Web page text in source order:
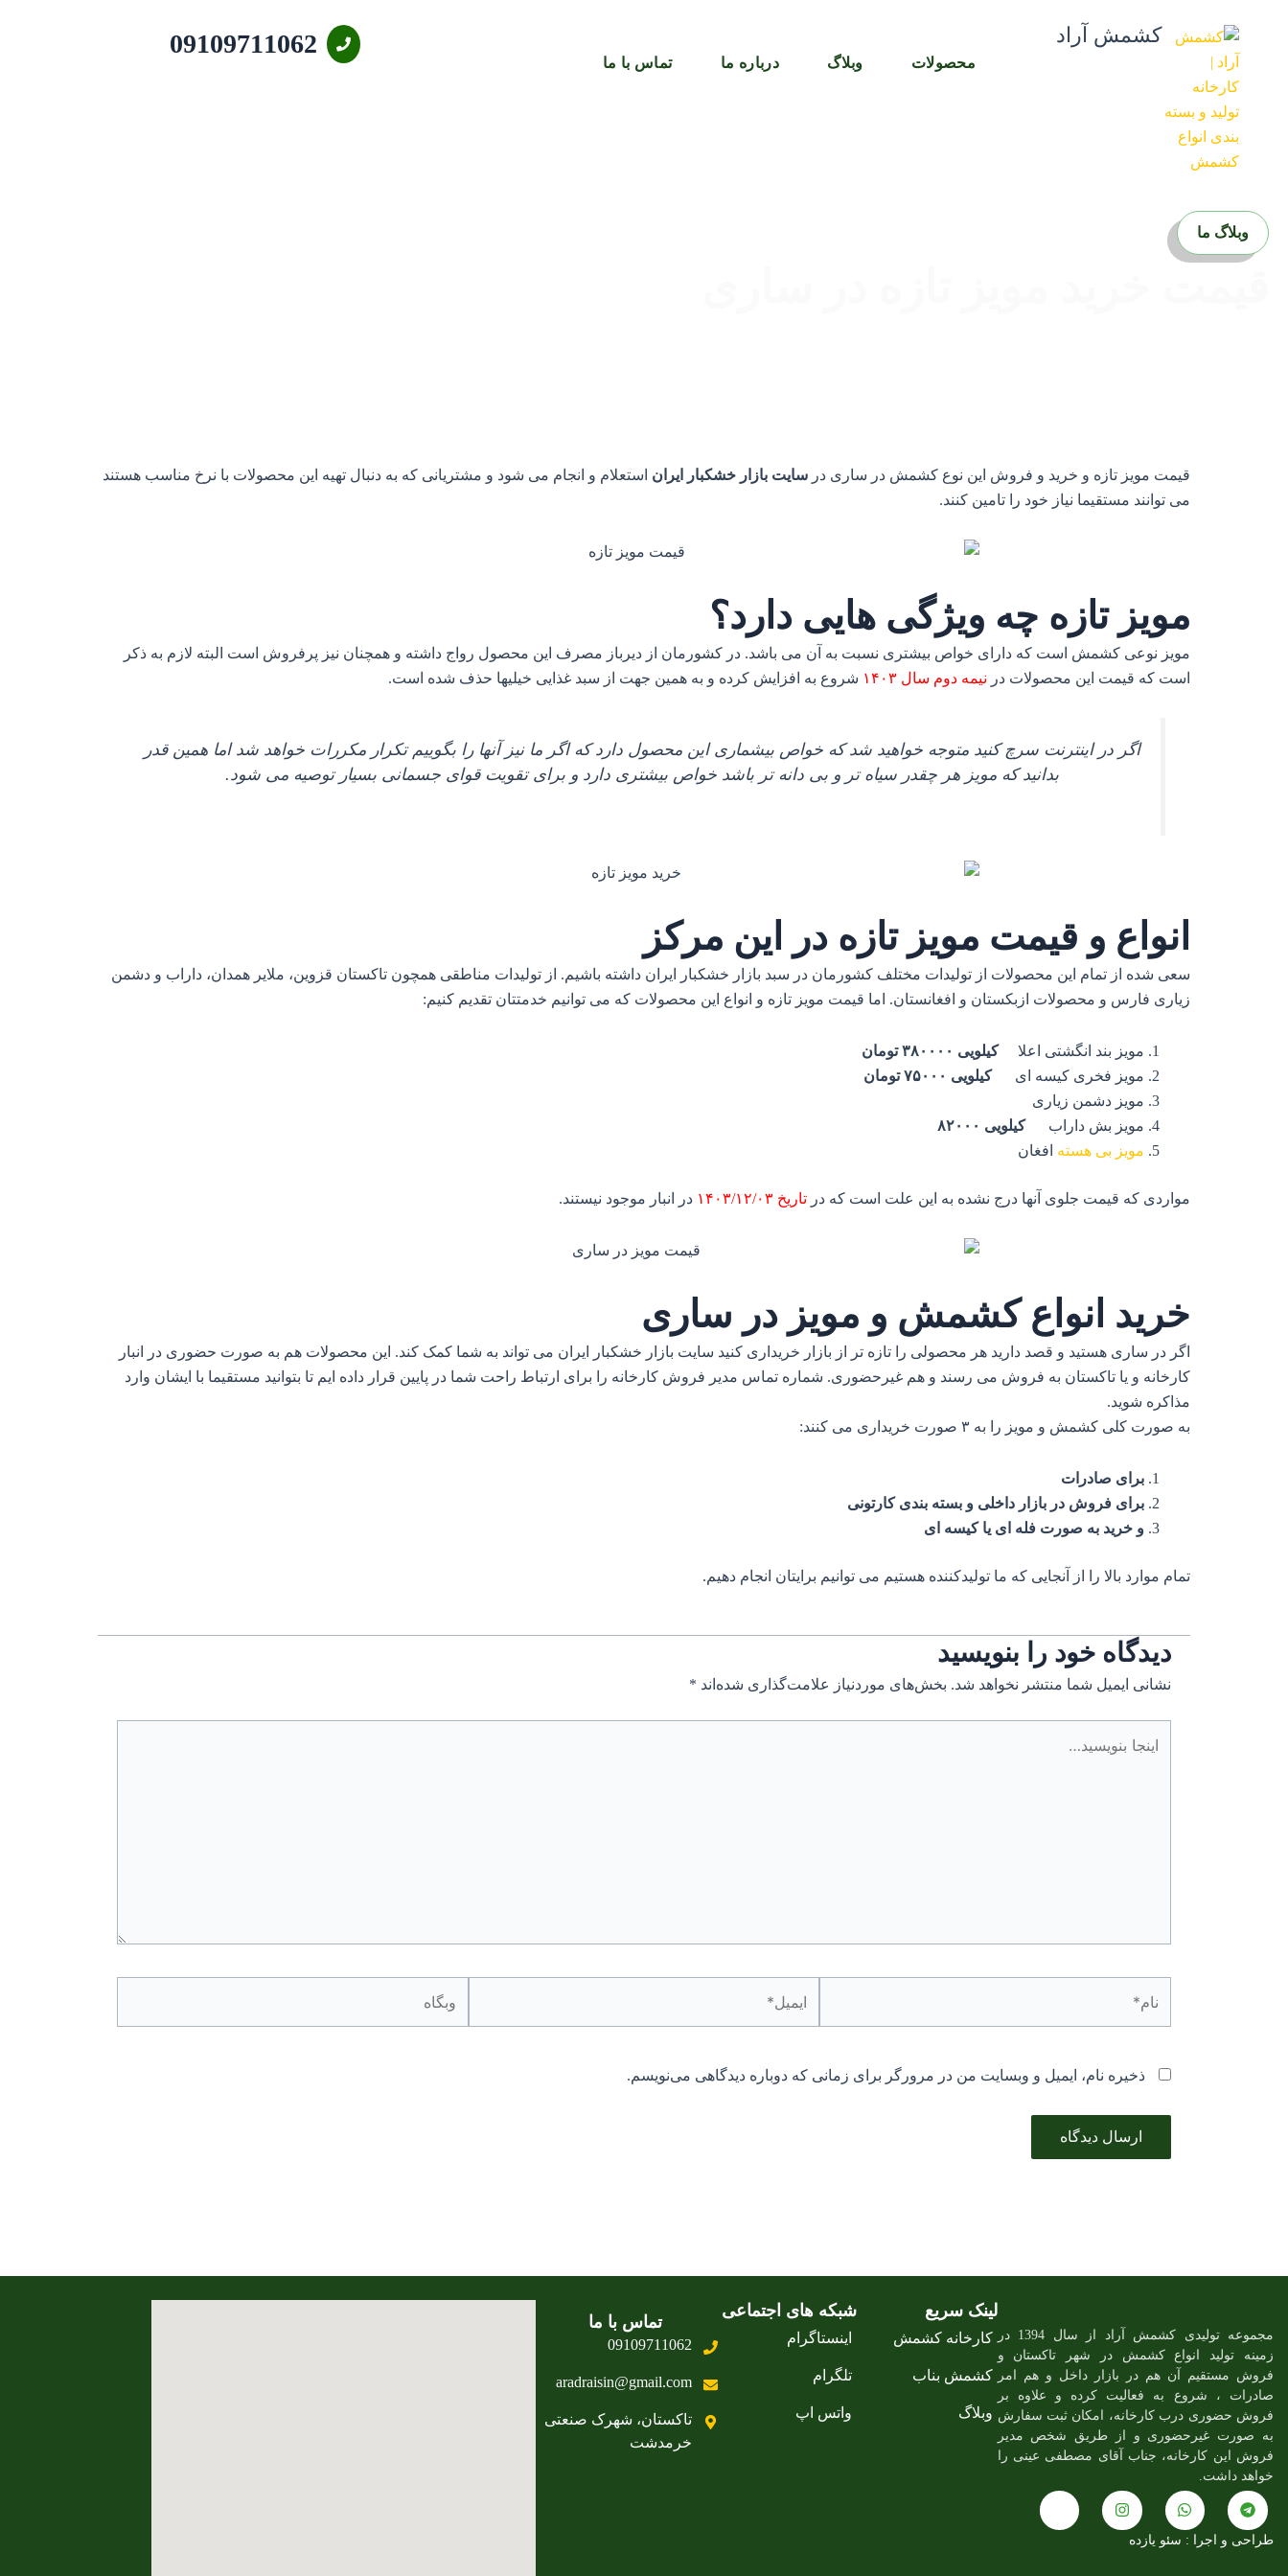
کشمش آراد
محصولات وبلاگ درباره ما تماس با ما
09109711062
وبلاگ ما
قیمت مویز تازه و خرید و فروش این نوع کشمش در ساری در سایت بازار خشکبار ایران استعلام و انجام می شود و مشتریانی که به دنبال تهیه این محصولات با نرخ مناسب هستند
می توانند مستقیما نیاز خود را تامین کنند.
مویز تازه چه ویژگی هایی دارد؟
مویز نوعی کشمش است که دارای خواص بیشتری نسبت به آن می باشد. در کشورمان از دیرباز مصرف این محصول رواج داشته و همچنان نیز پرفروش است البته لازم به ذکر
است که قیمت این محصولات در نیمه دوم سال ۱۴۰۳ شروع به افزایش کرده و به همین جهت از سبد غذایی خیلیها حذف شده است.
اگر در اینترنت سرچ کنید متوجه خواهید شد که خواص بیشماری این محصول دارد که اگر ما نیز آنها را بگوییم تکرار مکررات خواهد شد اما همین قدر
بدانید که مویز هر چقدر سیاه تر و بی دانه تر باشد خواص بیشتری دارد و برای تقویت قوای جسمانی بسیار توصیه می شود.
انواع و قیمت مویز تازه در این مرکز
سعی شده از تمام این محصولات از تولیدات مختلف کشورمان در سبد بازار خشکبار ایران داشته باشیم. از تولیدات مناطقی همچون تاکستان قزوین، ملایر همدان، داراب و دشمن
زیاری فارس و محصولات ازبکستان و افغانستان. اما قیمت مویز تازه و انواع این محصولات که می توانیم خدمتتان تقدیم کنیم:
مویز بند انگشتی اعلاکیلویی ۳۸۰۰۰۰ تومان
مویز فخری کیسه ایکیلویی ۷۵۰۰۰ تومان
مویز دشمن زیاری
مویز بش دارابکیلویی ۸۲۰۰۰
مویز بی هسته افغان
مواردی که قیمت جلوی آنها درج نشده به این علت است که در تاریخ ۱۴۰۳/۱۲/۰۳ در انبار موجود نیستند.
خرید انواع کشمش و مویز در ساری
اگر در ساری هستید و قصد دارید هر محصولی را تازه تر از بازار خریداری کنید سایت بازار خشکبار ایران می تواند به شما کمک کند. این محصولات هم به صورت حضوری در انبار
کارخانه و یا تاکستان به فروش می رسند و هم غیرحضوری. شماره تماس مدیر فروش کارخانه را برای ارتباط راحت شما در پایین قرار داده ایم تا بتوانید مستقیما با ایشان وارد
مذاکره شوید.
به صورت کلی کشمش و مویز را به ۳ صورت خریداری می کنند:
برای صادرات
برای فروش در بازار داخلی و بسته بندی کارتونی
و خرید به صورت فله ای یا کیسه ای
تمام موارد بالا را از آنجایی که ما تولیدکننده هستیم می توانیم برایتان انجام دهیم.
دیدگاه‌ خود را بنویسید
نشانی ایمیل شما منتشر نخواهد شد. بخش‌های موردنیاز علامت‌گذاری شده‌اند *
بنویسید…
ذخیره نام، ایمیل و وبسایت من در مرورگر برای زمانی که دوباره دیدگاهی می‌نویسم.
مجموعه تولیدی کشمش آراد از سال 1394 در
زمینه تولید انواع کشمش در شهر تاکستان و
فروش مستقیم آن هم در بازار داخل و هم امر
صادرات ، شروع به فعالیت کرده و علاوه بر
فروش حضوری درب کارخانه، امکان ثبت سفارش
به صورت غیرحضوری و از طریق شخص مدیر
فروش این کارخانه، جناب آقای مصطفی عینی را
خواهد داشت.
T
e
l
W
h
a
I
n
k
طراحی و اجرا : سئو یازده
لینک سریع
کارخانه کشمش
کشمش بناب
وبلاگ
شبکه های اجتماعی
اینستاگرام
تلگرام
واتس اپ
تماس با ما
09109711062
aradraisin@gmail.com
تاکستان، شهرک صنعتی
خرمدشت